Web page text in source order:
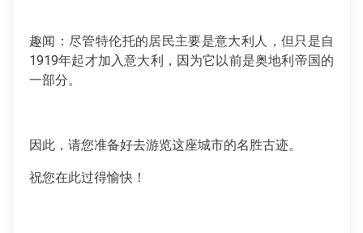
趣闻：尽管特伦托的居民主要是意大利人，但只是自
1919年起才加入意大利，因为它以前是奥地利帝国的
一部分。
因此，请您准备好去游览这座城市的名胜古迹。
祝您在此过得愉快！